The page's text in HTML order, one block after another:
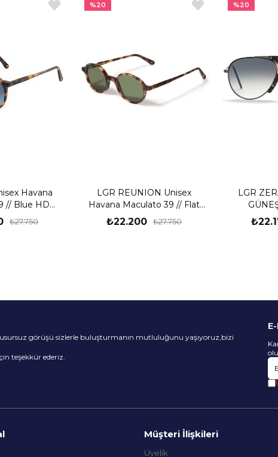
Havana
// Blue HD
Gözlüğü
₺27.750
LGR REUNION Unisex
Havana Maculato 39 // Flat
Green G15 Lgr Güneş
Gözlüğü
₺22.200 ₺27.750
%20
LGR
%20
görüşü sizlerle buluşturmanın mutluluğunu yaşıyoruz,bizi
teşekkür ederiz.
Müşteri İlişkileri
Üyelik